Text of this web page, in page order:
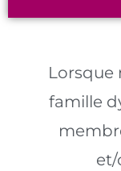
Lorsque
famille
et/